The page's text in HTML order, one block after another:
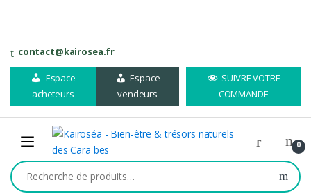
navigation
contact@kairosea.fr
Espace
acheteurs
Espace
vendeurs
SUIVRE VOTRE
COMMANDE
0
Recherche
pour :